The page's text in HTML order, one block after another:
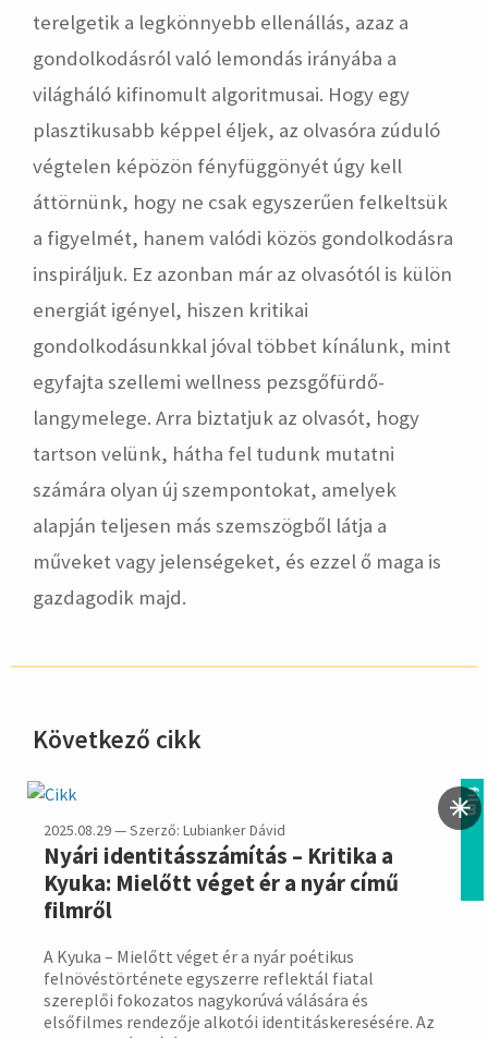
terelgetik a legkönnyebb ellenállás, azaz a
gondolkodásról való lemondás irányába a
világháló kifinomult algoritmusai. Hogy egy
plasztikusabb képpel éljek, az olvasóra zúduló
végtelen képözön fényfüggönyét úgy kell
áttörnünk, hogy ne csak egyszerűen felkeltsük
a figyelmét, hanem valódi közös gondolkodásra
inspiráljuk. Ez azonban már az olvasótól is külön
energiát igényel, hiszen kritikai
gondolkodásunkkal jóval többet kínálunk, mint
egyfajta szellemi wellness pezsgőfürdő-
langymelege. Arra biztatjuk az olvasót, hogy
tartson velünk, hátha fel tudunk mutatni
számára olyan új szempontokat, amelyek
alapján teljesen más szemszögből látja a
műveket vagy jelenségeket, és ezzel ő maga is
gazdagodik majd.
Következő cikk
film
2025.08.29 — Szerző: Lubianker Dávid
Nyári identitásszámítás – Kritika a
Kyuka: Mielőtt véget ér a nyár című
filmről
A Kyuka – Mielőtt véget ér a nyár poétikus
felnövéstörténete egyszerre reflektál fiatal
szereplői fokozatos nagykorúvá válására és
elsőfilmes rendezője alkotói identitáskeresésére. Az